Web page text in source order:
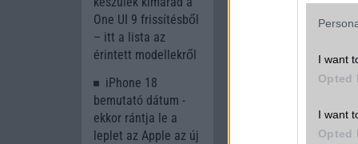
I want
Opted
I want
Opted
One UI 9 frissítésből
– itt a lista az
érintett modellekről
iPhone 18
bemutató dátum -
ekkor rántja le a
leplet az Apple az új